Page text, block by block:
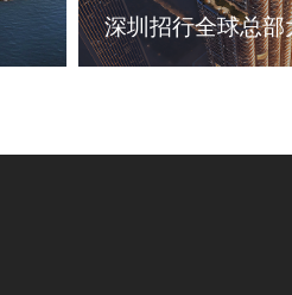
深圳招行全球总部